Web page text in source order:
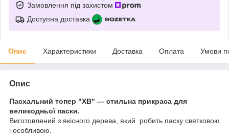
Замовлення під захистом
Доступна доставка
Опис Характеристики Доставка Оплата Умови
Опис
Пасхальний топер "ХВ" — стильна прикраса для
великодньої паски.
Виготовлений з якісного дерева, який робить паску святковою
і особливою.